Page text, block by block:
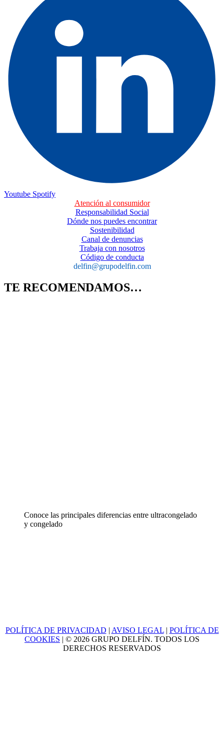
Youtube Spotify
Atención al consumidor
Responsabilidad Social
Dónde nos puedes encontrar
Sostenibilidad
Canal de denuncias
Trabaja con nosotros
Código de conducta
delfin@grupodelfin.com
TE RECOMENDAMOS…
Conoce las principales diferencias entre ultracongelado
y congelado
POLÍTICA DE PRIVACIDAD | AVISO LEGAL| POLÍTICA DE
COOKIES | © 2026 GRUPO DELFÍN. TODOS LOS
DERECHOS RESERVADOS